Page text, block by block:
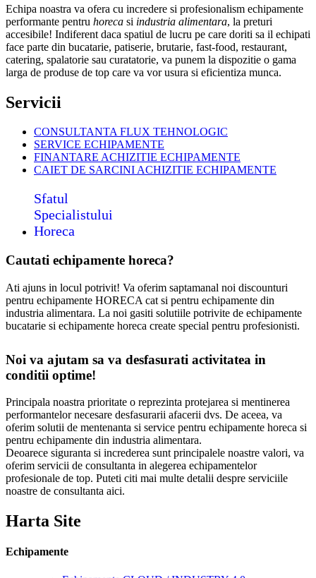
Echipa noastra va ofera cu incredere si profesionalism echipamente
performante pentru horeca si industria alimentara, la preturi
accesibile! Indiferent daca spatiul de lucru pe care doriti sa il echipati
face parte din bucatarie, patiserie, brutarie, fast-food, restaurant,
catering, spalatorie sau curatatorie, va punem la dispozitie o gama
larga de produse de top care va vor usura si eficientiza munca.
Servicii
CONSULTANTA FLUX TEHNOLOGIC
SERVICE ECHIPAMENTE
FINANTARE ACHIZITIE ECHIPAMENTE
CAIET DE SARCINI ACHIZITIE ECHIPAMENTE
Sfatul
Specialistului
Horeca
Cautati echipamente horeca?
Ati ajuns in locul potrivit! Va oferim saptamanal noi discounturi
pentru echipamente HORECA cat si pentru echipamente din
industria alimentara. La noi gasiti solutiile potrivite de echipamente
bucatarie si echipamente horeca create special pentru profesionisti.
Noi va ajutam sa va desfasurati activitatea in
conditii optime!
Principala noastra prioritate o reprezinta protejarea si mentinerea
performantelor necesare desfasurarii afacerii dvs. De aceea, va
oferim solutii de mentenanta si service pentru echipamente horeca si
pentru echipamente din industria alimentara.
Deoarece siguranta si increderea sunt principalele noastre valori, va
oferim servicii de consultanta in alegerea echipamentelor
profesionale de top. Puteti citi mai multe detalii despre serviciile
noastre de consultanta aici.
Harta Site
Echipamente